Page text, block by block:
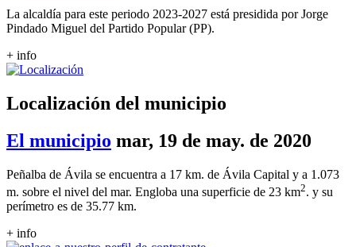
La alcaldía para este periodo 2023-2027 está presidida por Jorge
Pindado Miguel del Partido Popular (PP).
+ info
Localización del municipio
El municipio mar, 19 de may. de 2020
Peñalba de Ávila se encuentra a 17 km. de Ávila Capital y a 1.073
m. sobre el nivel del mar. Engloba una superficie de 23 km2. y su
perímetro es de 35.77 km.
+ info